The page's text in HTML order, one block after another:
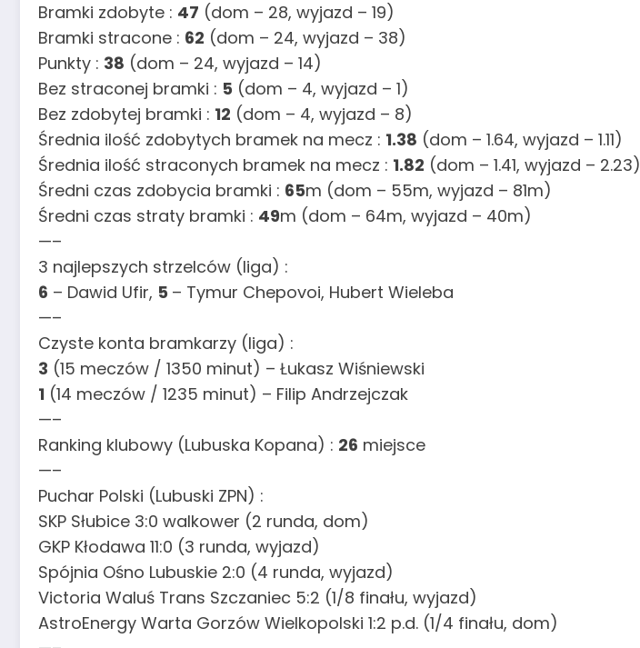
Bramki zdobyte : 47 (dom – 28, wyjazd – 19)
Bramki stracone : 62 (dom – 24, wyjazd – 38)
Punkty : 38 (dom – 24, wyjazd – 14)
Bez straconej bramki : 5 (dom – 4, wyjazd – 1)
Bez zdobytej bramki : 12 (dom – 4, wyjazd – 8)
Średnia ilość zdobytych bramek na mecz : 1.38 (dom – 1.64, wyjazd – 1.11)
Średnia ilość straconych bramek na mecz : 1.82 (dom – 1.41, wyjazd – 2.23)
Średni czas zdobycia bramki : 65m (dom – 55m, wyjazd – 81m)
Średni czas straty bramki : 49m (dom – 64m, wyjazd – 40m)
—–
3 najlepszych strzelców (liga) :
6 – Dawid Ufir, 5 – Tymur Chepovoi, Hubert Wieleba
—–
Czyste konta bramkarzy (liga) :
3 (15 meczów / 1350 minut) – Łukasz Wiśniewski
1 (14 meczów / 1235 minut) – Filip Andrzejczak
—–
Ranking klubowy (Lubuska Kopana) : 26 miejsce
—–
Puchar Polski (Lubuski ZPN) :
SKP Słubice 3:0 walkower (2 runda, dom)
GKP Kłodawa 11:0 (3 runda, wyjazd)
Spójnia Ośno Lubuskie 2:0 (4 runda, wyjazd)
Victoria Waluś Trans Szczaniec 5:2 (1/8 finału, wyjazd)
AstroEnergy Warta Gorzów Wielkopolski 1:2 p.d. (1/4 finału, dom)